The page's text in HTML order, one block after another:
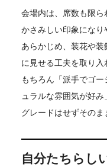
会場内は、席数も限
かさみしい印象になり
あらかじめ、装花や
に見せる工夫を取り入
もちろん「派手でゴ
ュラルな雰囲気が好
グレードはせずそのま
自分たちらし